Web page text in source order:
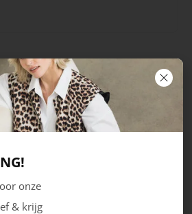
je leuk vinden
onze
& krijg